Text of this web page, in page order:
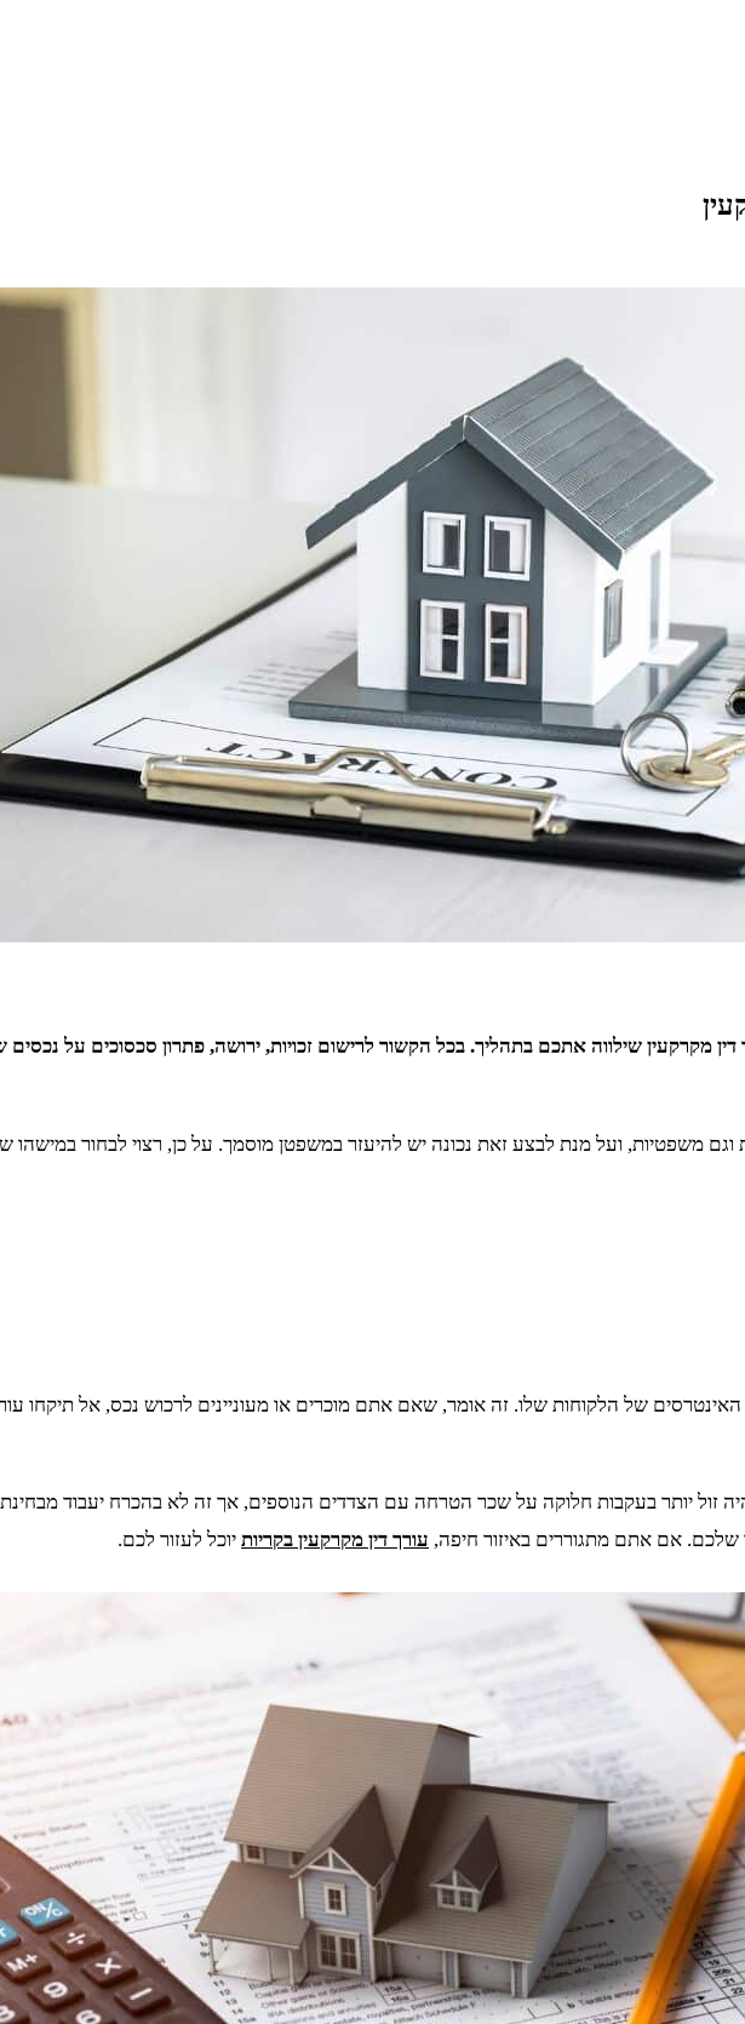
מקרקעין שילווה אתכם בתהליך. בכל הקשור לרישום זכויות, ירושה, פתרון סכסוכים על
משפטיות, ועל מנת לבצע זאת נכונה יש להיעזר במשפטן מוסמך. על כן, רצוי לבחור במישהו
של הלקוחות שלו. זה אומר, שאם אתם מוכרים או מעוניינים לרכוש נכס, אל תיקחו
זול יותר בעקבות חלוקה על שכר הטרחה עם הצדדים הנוספים, אך זה לא בהכרח יעבוד
אם אתם מתגוררים באיזור חיפה, עורך דין מקרקעין בקריות יוכל לעזור לכם.